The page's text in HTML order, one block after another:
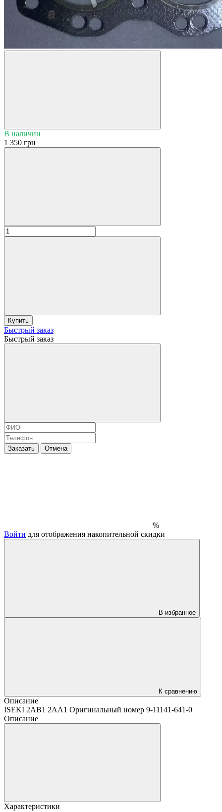
В наличии
1 350 грн
Купить
Быстрый заказ
Быстрый заказ
Заказать Отмена
%
Войти для отображения накопительной скидки
В избранное
К сравнению
Описание
ISEKI 2AB1 2AA1 Оригинальный номер 9-11141-641-0
Описание
Характеристики